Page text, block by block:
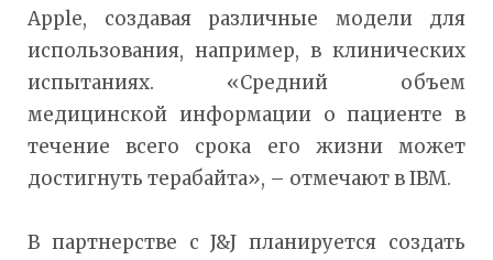
Apple, создавая различные модели для
использования, например, в клинических
испытаниях. «Средний объем
медицинской информации о пациенте в
течение всего срока его жизни может
достигнуть терабайта», – отмечают в IBM.
В партнерстве с J&J планируется создать